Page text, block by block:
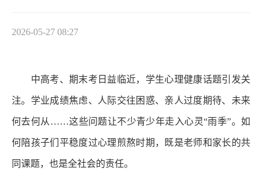
2026-05-27 08:27
中高考、期末考日益临近，学生心理健康话题引发关
注。学业成绩焦虑、人际交往困惑、亲人过度期待、未来
何去何从……这些问题让不少青少年走入心灵“雨季”。如
何陪孩子们平稳度过心理煎熬时期，既是老师和家长的共
同课题，也是全社会的责任。